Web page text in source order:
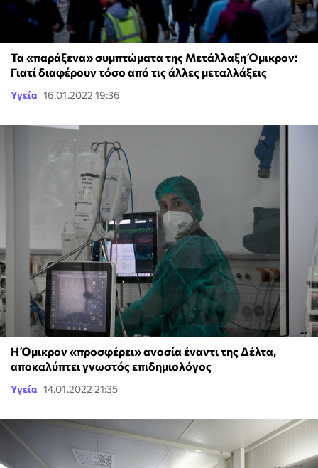
Τα «παράξενα» συμπτώματα της Μετάλλαξη Όμικρον:
Γιατί διαφέρουν τόσο από τις άλλες μεταλλάξεις
Υγεία 16.01.2022 19:36
Η Όμικρον «προσφέρει» ανοσία έναντι της Δέλτα,
αποκαλύπτει γνωστός επιδημιολόγος
Υγεία 14.01.2022 21:35